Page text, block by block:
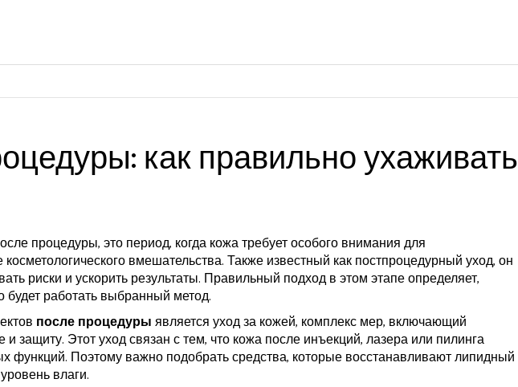
как правильно ухаживать
процедуры,это период, когда кожа требует особого внимания для
вмешательства. Также известный какпостпроцедурный уход, он
риски и ускорить результаты. Правильный подход в этом этапе определяет,
будет работать выбранный метод.
после процедурыявляетсяуход за кожей, комплекс мер, включающий
и защиту. Этот уход связан с тем, что кожа после инъекций, лазера или пилинга
функций. Поэтому важно подобрать средства, которые восстанавливают липидный
влаги.